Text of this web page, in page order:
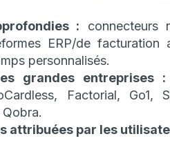
: connecteurs
ERP/de
personnalisés.
grandes entreprises :
Factorial,
attribuées par les